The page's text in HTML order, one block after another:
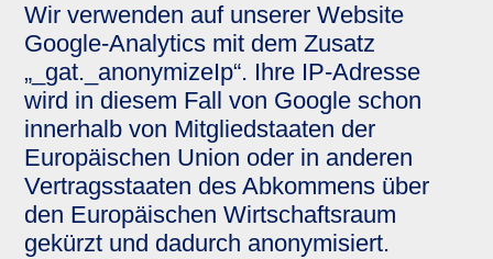
Wir verwenden auf unserer Website
Google-Analytics mit dem Zusatz
„_gat._anonymizeIp“. Ihre IP-Adresse
wird in diesem Fall von Google schon
innerhalb von Mitgliedstaaten der
Europäischen Union oder in anderen
Vertragsstaaten des Abkommens über
den Europäischen Wirtschaftsraum
gekürzt und dadurch anonymisiert.